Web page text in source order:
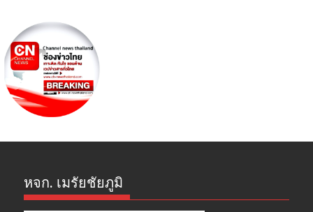
หจก. เมรัยชัยภูมิ